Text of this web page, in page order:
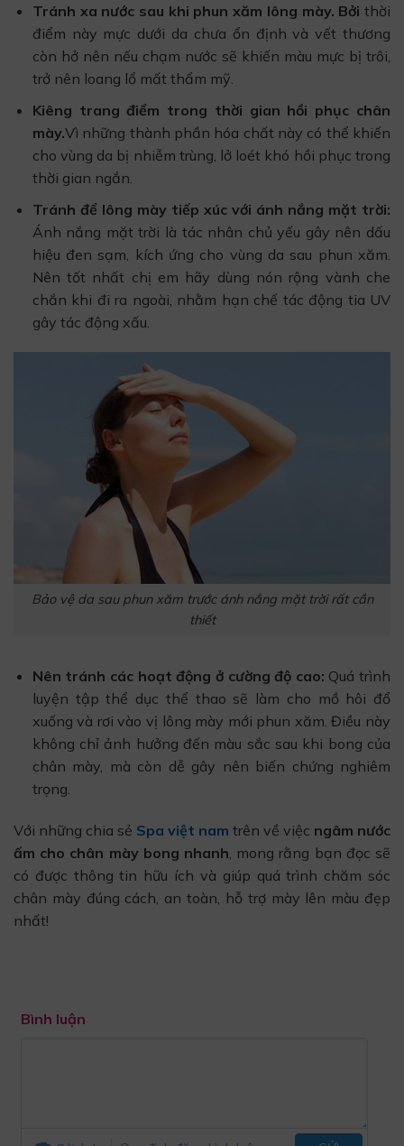
Tránh xa nước sau khi phun xăm lông mày. Bởi thời
điểm này mực dưới da chưa ổn định và vết thương
còn hở nên nếu chạm nước sẽ khiến màu mực bị trôi,
trở nên loang lổ mất thẩm mỹ.
Kiêng trang điểm trong thời gian hồi phục chân
mày.Vì những thành phần hóa chất này có thể khiến
cho vùng da bị nhiễm trùng, lở loét khó hồi phục trong
thời gian ngắn.
Tránh để lông mày tiếp xúc với ánh nắng mặt trời:
Ánh nắng mặt trời là tác nhân chủ yếu gây nên dấu
hiệu đen sạm, kích ứng cho vùng da sau phun xăm.
Nên tốt nhất chị em hãy dùng nón rộng vành che
chắn khi đi ra ngoài, nhằm hạn chế tác động tia UV
gây tác động xấu.
Bảo vệ da sau phun xăm trước ánh nắng mặt trời rất cần
thiết
Nên tránh các hoạt động ở cường độ cao: Quá trình
luyện tập thể dục thể thao sẽ làm cho mồ hôi đổ
xuống và rơi vào vị lông mày mới phun xăm. Điều này
không chỉ ảnh hưởng đến màu sắc sau khi bong của
chân mày, mà còn dễ gây nên biến chứng nghiêm
trọng.
Với những chia sẻ Spa việt nam trên về việc ngâm nước
ấm cho chân mày bong nhanh , mong rằng bạn đọc sẽ
có được thông tin hữu ích và giúp quá trình chăm sóc
chân mày đúng cách, an toàn, hỗ trợ mày lên màu đẹp
nhất!
Bình luận